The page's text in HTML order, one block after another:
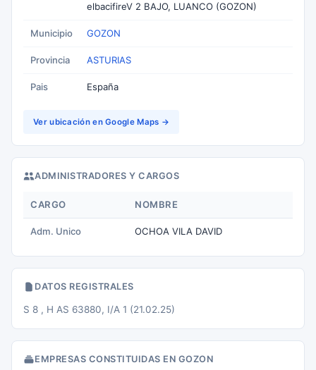
elbacifireV 2 BAJO, LUANCO (GOZON)
Municipio GOZON
Provincia ASTURIAS
Pais España
Ver ubicación en Google Maps →
ADMINISTRADORES Y CARGOS
CARGO NOMBRE
Adm. Unico OCHOA VILA DAVID
DATOS REGISTRALES
S 8 , H AS 63880, I/A 1 (21.02.25)
EMPRESAS CONSTITUIDAS EN GOZON